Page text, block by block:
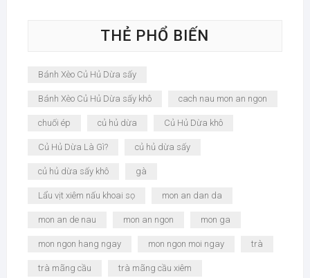
THẺ PHỔ BIẾN
Bánh Xèo Củ Hủ Dừa sấy
Bánh Xèo Củ Hủ Dừa sấy khô cach nau mon an ngon
chuối ép củ hủ dừa Củ Hủ Dừa khô
Củ Hủ Dừa Là Gì? củ hủ dừa sấy
củ hủ dừa sấy khô gà
Lẩu vịt xiêm nấu khoai sọ mon an dan da
mon an de nau mon an ngon mon ga
mon ngon hang ngay mon ngon moi ngay trà
trà mãng cầu trà mãng cầu xiêm